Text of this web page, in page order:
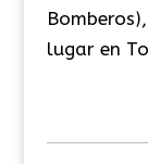
lugar en